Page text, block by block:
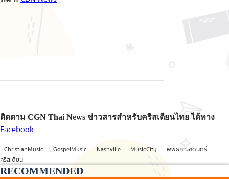
ติดตาม CGN Thai News ข่าวสารสำหรับคริสเตียนไทย ได้ทาง
Facebook
ChristianMusic GospelMusic Nashville MusicCity
พิพิธภัณฑ์ดนตรี
คริสเตียน
RECOMMENDED